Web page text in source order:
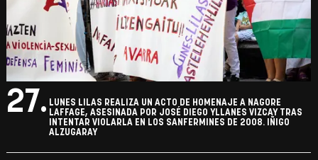
27. LUNES LILAS REALIZA UN ACTO DE HOMENAJE A NAGORE
LAFFAGE, ASESINADA POR JOSÉ DIEGO YLLANES VIZCAY TRAS
INTENTAR VIOLARLA EN LOS SANFERMINES DE 2008. IÑIGO
ALZUGARAY